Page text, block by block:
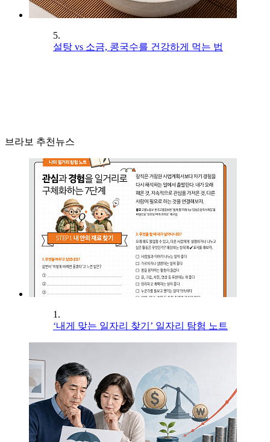
5.
설탕 vs 소금, 콩국수를 건강하게 먹는 법
브라보 추천뉴스
1.
‘내게 맞는 일자리 찾기’ 일자리 탐험 노트